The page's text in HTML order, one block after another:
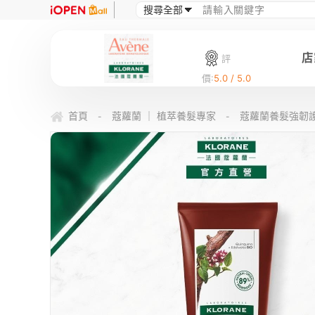
評
價:5.0 / 5.0
首頁 - 蔻蘿蘭 ｜ 植萃養髮專家 - 蔻蘿蘭養髮強韌